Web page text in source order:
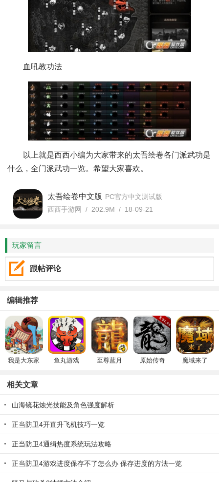
血吼教功法
以上就是西西小编为大家带来的太吾绘卷各门派武功是
什么，全门派武功一览。希望大家喜欢。
太吾绘卷中文版 PC官方中文测试版
西西手游网 / 202.9M / 18-09-21
玩家留言
跟帖评论
编辑推荐
我是大东家 鱼丸游戏 至尊蓝月 原始传奇 魔域来了
相关文章
山海镜花烛光技能及角色强度解析
正当防卫4开直升飞机技巧一览
正当防卫4通缉热度系统玩法攻略
正当防卫4游戏进度保存不了怎么办 保存进度的方法一览